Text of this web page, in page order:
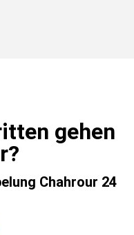
gehen
Chahrour 24